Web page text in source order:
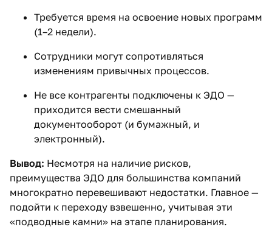
Требуется время на освоение новых программ
(1–2 недели).
Сотрудники могут сопротивляться
изменениям привычных процессов.
Не все контрагенты подключены к ЭДО —
приходится вести смешанный
документооборот (и бумажный, и
электронный).
Вывод: Несмотря на наличие рисков,
преимущества ЭДО для большинства компаний
многократно перевешивают недостатки. Главное —
подойти к переходу взвешенно, учитывая эти
«подводные камни» на этапе планирования.